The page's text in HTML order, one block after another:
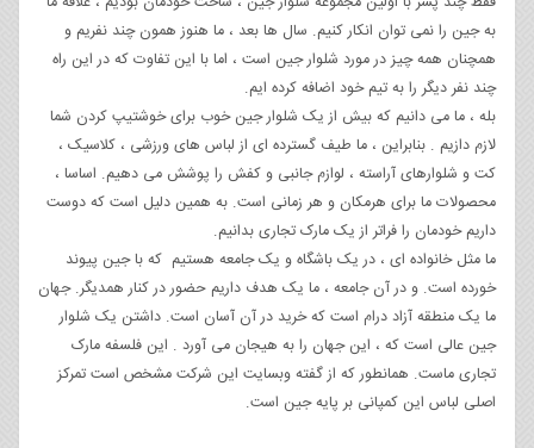
به جین را نمی توان انکار کنیم. سال ها بعد ، ما هنوز همون چند نفریم و
همچنان همه چیز در مورد شلوار جین است ، اما با این تفاوت که در این راه
چند نفر دیگر را به تیم خود اضافه کرده ایم.
بله ، ما می دانیم که بیش از یک شلوار جین خوب برای خوشتیپ کردن شما
لازم دازیم . بنابراین ، ما طیف گسترده ای از لباس های ورزشی ، کلاسیک ،
کت و شلوارهای آراسته ، لوازم جانبی و کفش را پوشش می دهیم. اساسا ،
محصولات ما برای هرمکان و هر زمانی است. به همین دلیل است که دوست
داریم خودمان را فراتر از یک مارک تجاری بدانیم.
ما مثل خانواده ای ، در یک باشگاه و یک جامعه هستیم که با جین پیوند
خورده است. و در آن جامعه ، ما یک هدف داریم حضور در کنار همدیگر. جهان
ما یک منطقه آزاد درام است که خرید در آن آسان است. داشتن یک شلوار
جین عالی است که ، این جهان را به هیجان می آورد . این فلسفه مارک
تجاری ماست. همانطور که از گفته وبسایت این شرکت مشخص است تمرکز
اصلی لباس این کمپانی بر پایه جین است.